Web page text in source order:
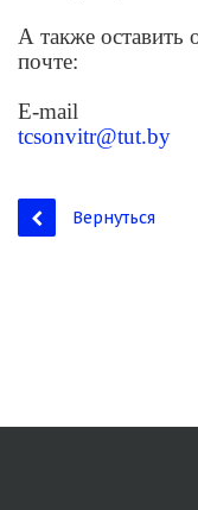
А также оставить
почте:
E-mail
tcsonvitr@tut.by
Вернуться